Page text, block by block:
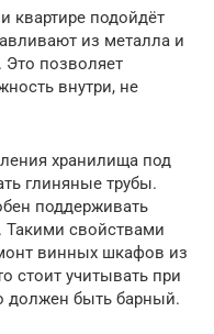
квартире подойдёт
из металла и
Это позволяет
внутри, не
хранилища под
глиняные трубы.
поддерживать
Такими свойствами
винных шкафов из
стоит учитывать при
должен быть барный.